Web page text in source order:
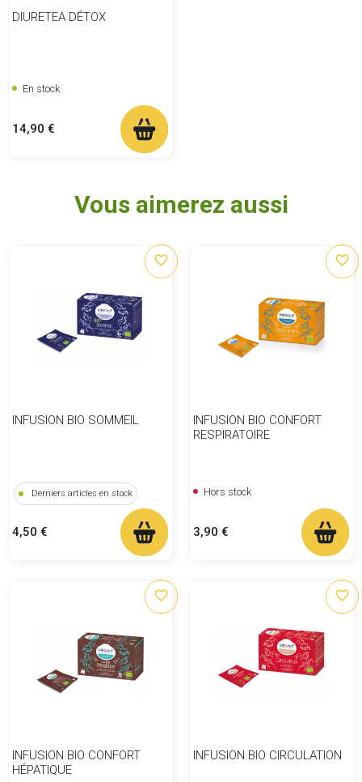
DIURETEA DÉTOX
En stock
Prix
14,90 €
Vous aimerez aussi
INFUSION BIO SOMMEIL
favorite_border
Derniers articles en stock
Prix
4,50 €
INFUSION BIO CONFORT
RESPIRATOIRE
favorite_border
Hors stock
Prix
3,90 €
INFUSION BIO CONFORT
HÉPATIQUE
favorite_border
INFUSION BIO CIRCULATION
favorite_border